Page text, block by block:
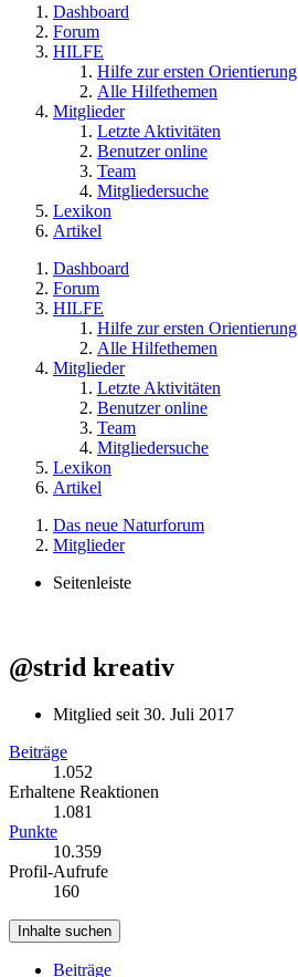
Dashboard
Forum
HILFE
Hilfe zur ersten Orientierung
Alle Hilfethemen
Mitglieder
Letzte Aktivitäten
Benutzer online
Team
Mitgliedersuche
Lexikon
Artikel
Dashboard
Forum
HILFE
Hilfe zur ersten Orientierung
Alle Hilfethemen
Mitglieder
Letzte Aktivitäten
Benutzer online
Team
Mitgliedersuche
Lexikon
Artikel
Das neue Naturforum
Mitglieder
Seitenleiste
@strid kreativ
Mitglied seit 30. Juli 2017
Beiträge
1.052
Erhaltene Reaktionen
1.081
Punkte
10.359
Profil-Aufrufe
160
Inhalte suchen
Beiträge